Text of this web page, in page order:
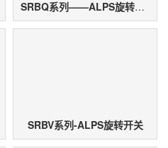
SRBQ系列——ALPS旋转开关
SRBV系列-ALPS旋转开关